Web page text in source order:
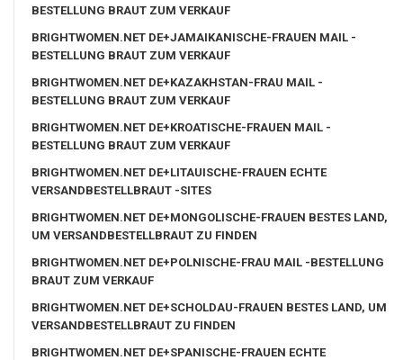
BESTELLUNG BRAUT ZUM VERKAUF
BRIGHTWOMEN.NET DE+JAMAIKANISCHE-FRAUEN MAIL -
BESTELLUNG BRAUT ZUM VERKAUF
BRIGHTWOMEN.NET DE+KAZAKHSTAN-FRAU MAIL -
BESTELLUNG BRAUT ZUM VERKAUF
BRIGHTWOMEN.NET DE+KROATISCHE-FRAUEN MAIL -
BESTELLUNG BRAUT ZUM VERKAUF
BRIGHTWOMEN.NET DE+LITAUISCHE-FRAUEN ECHTE
VERSANDBESTELLBRAUT -SITES
BRIGHTWOMEN.NET DE+MONGOLISCHE-FRAUEN BESTES LAND,
UM VERSANDBESTELLBRAUT ZU FINDEN
BRIGHTWOMEN.NET DE+POLNISCHE-FRAU MAIL -BESTELLUNG
BRAUT ZUM VERKAUF
BRIGHTWOMEN.NET DE+SCHOLDAU-FRAUEN BESTES LAND, UM
VERSANDBESTELLBRAUT ZU FINDEN
BRIGHTWOMEN.NET DE+SPANISCHE-FRAUEN ECHTE